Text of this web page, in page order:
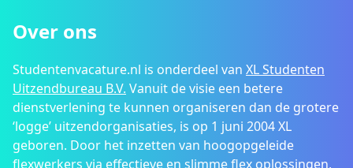
Over ons
Studentenvacature.nl is onderdeel van XL Studenten
Uitzendbureau B.V. Vanuit de visie een betere
dienstverlening te kunnen organiseren dan de grotere
‘logge’ uitzendorganisaties, is op 1 juni 2004 XL
geboren. Door het inzetten van hoogopgeleide
flexwerkers via effectieve en slimme flex oplossingen,